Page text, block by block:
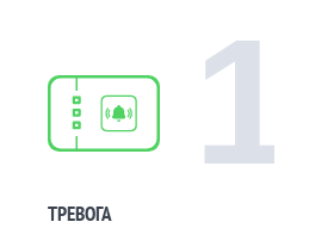
1
ТРЕВОГА